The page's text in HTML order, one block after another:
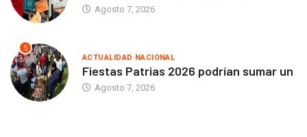
Agosto 7, 2026
5
ACTUALIDAD NACIONAL
Fiestas Patrias 2026 podrían sumar un
Agosto 7, 2026